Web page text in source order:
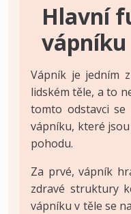
Hlavní
Vápník je jedním
lidském těle, a to
tomto odstavci se
vápníku, které
pohodu.
Za prvé, vápník
zdravé struktury
vápníku v těle se